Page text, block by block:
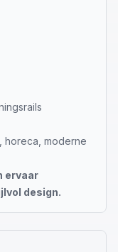
horeca, moderne
ervaar
design.